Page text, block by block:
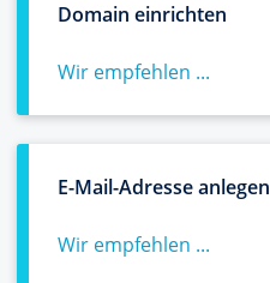
Domain einrichten
Wir empfehlen ...
E-Mail-Adresse anlegen
Wir empfehlen ...